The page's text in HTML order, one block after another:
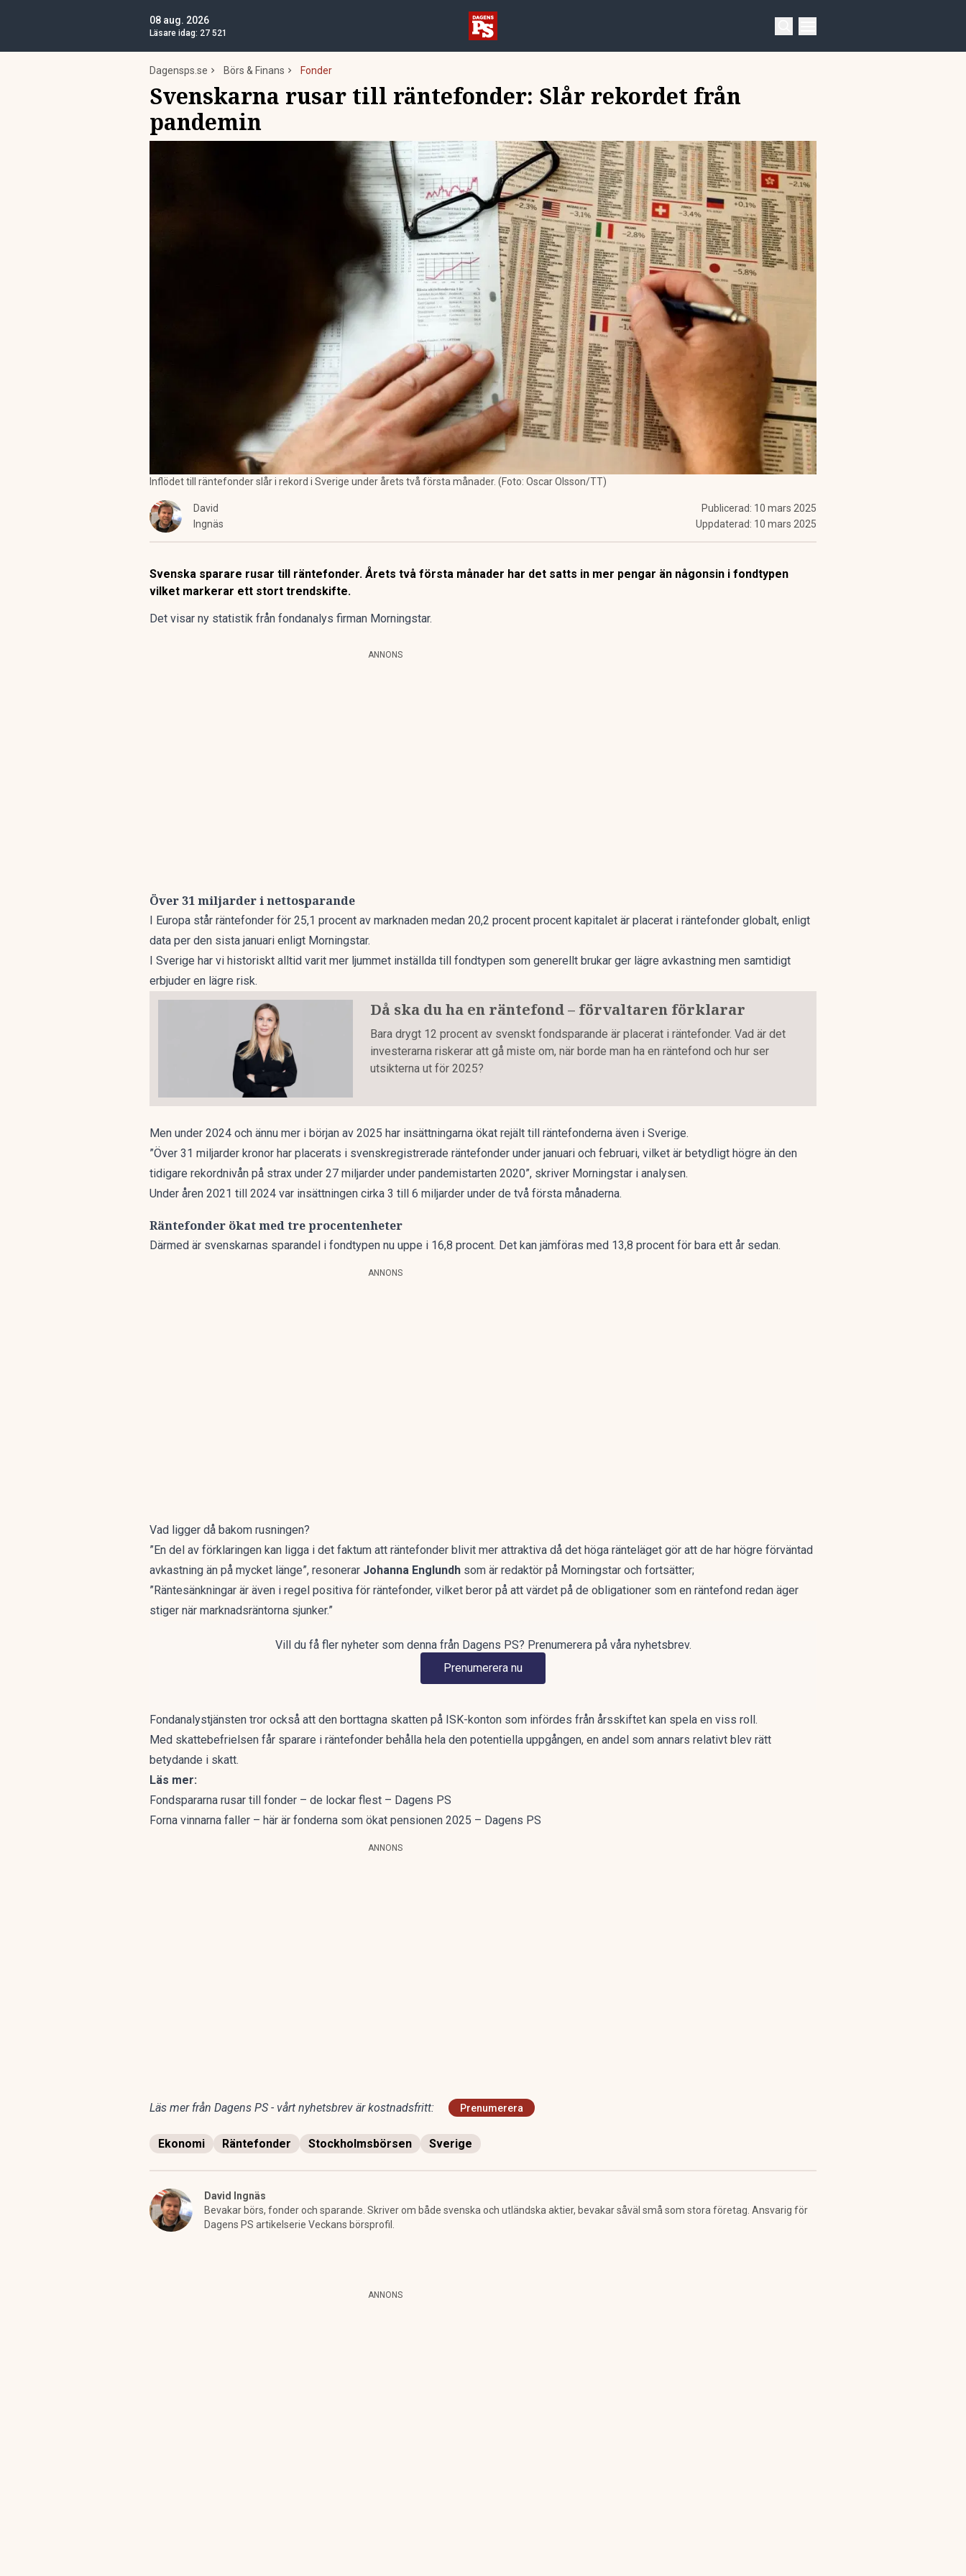
08 aug. 2026
Läsare idag: 27 521
Dagensps.se Börs & Finans Fonder
Svenskarna rusar till räntefonder: Slår rekordet från
pandemin
Inflödet till räntefonder slår i rekord i Sverige under årets två första månader. (Foto: Oscar Olsson/TT)
David
Ingnäs
Publicerad: 10 mars 2025
Uppdaterad: 10 mars 2025
Svenska sparare rusar till räntefonder. Årets två första månader har det satts in mer pengar än någonsin i fondtypen
vilket markerar ett stort trendskifte.
Det visar ny statistik från fondanalys firman Morningstar.
ANNONS
Över 31 miljarder i nettosparande
I Europa står räntefonder för 25,1 procent av marknaden medan 20,2 procent procent kapitalet är placerat i räntefonder globalt, enligt
data per den sista januari enligt Morningstar.
I Sverige har vi historiskt alltid varit mer ljummet inställda till fondtypen som generellt brukar ger lägre avkastning men samtidigt
erbjuder en lägre risk.
Då ska du ha en räntefond – förvaltaren förklarar
Bara drygt 12 procent av svenskt fondsparande är placerat i räntefonder. Vad är det
investerarna riskerar att gå miste om, när borde man ha en räntefond och hur ser
utsikterna ut för 2025?
Men under 2024 och ännu mer i början av 2025 har insättningarna ökat rejält till räntefonderna även i Sverige.
”Över 31 miljarder kronor har placerats i svenskregistrerade räntefonder under januari och februari, vilket är betydligt högre än den
tidigare rekordnivån på strax under 27 miljarder under pandemistarten 2020”, skriver Morningstar i analysen.
Under åren 2021 till 2024 var insättningen cirka 3 till 6 miljarder under de två första månaderna.
Räntefonder ökat med tre procentenheter
Därmed är svenskarnas sparandel i fondtypen nu uppe i 16,8 procent. Det kan jämföras med 13,8 procent för bara ett år sedan.
ANNONS
Vad ligger då bakom rusningen?
”En del av förklaringen kan ligga i det faktum att räntefonder blivit mer attraktiva då det höga ränteläget gör att de har högre förväntad
avkastning än på mycket länge”, resonerar Johanna Englundh som är redaktör på Morningstar och fortsätter;
”Räntesänkningar är även i regel positiva för räntefonder, vilket beror på att värdet på de obligationer som en räntefond redan äger
stiger när marknadsräntorna sjunker.”
Vill du få fler nyheter som denna från Dagens PS? Prenumerera på våra nyhetsbrev.
Prenumerera nu
Fondanalystjänsten tror också att den borttagna skatten på ISK-konton som infördes från årsskiftet kan spela en viss roll.
Med skattebefrielsen får sparare i räntefonder behålla hela den potentiella uppgången, en andel som annars relativt blev rätt
betydande i skatt.
Läs mer:
Fondspararna rusar till fonder – de lockar flest – Dagens PS
Forna vinnarna faller – här är fonderna som ökat pensionen 2025 – Dagens PS
ANNONS
Läs mer från Dagens PS - vårt nyhetsbrev är kostnadsfritt: Prenumerera
Ekonomi Räntefonder Stockholmsbörsen Sverige
David Ingnäs
Bevakar börs, fonder och sparande. Skriver om både svenska och utländska aktier, bevakar såväl små som stora företag. Ansvarig för
Dagens PS artikelserie Veckans börsprofil.
ANNONS